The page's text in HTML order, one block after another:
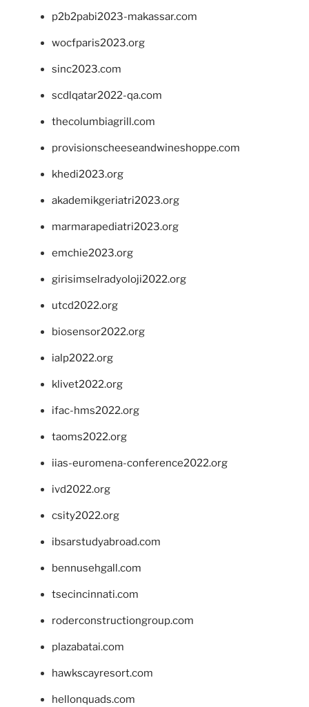
p2b2pabi2023-makassar.com
wocfparis2023.org
sinc2023.com
scdlqatar2022-qa.com
thecolumbiagrill.com
provisionscheeseandwineshoppe.com
khedi2023.org
akademikgeriatri2023.org
marmarapediatri2023.org
emchie2023.org
girisimselradyoloji2022.org
utcd2022.org
biosensor2022.org
ialp2022.org
klivet2022.org
ifac-hms2022.org
taoms2022.org
iias-euromena-conference2022.org
ivd2022.org
csity2022.org
ibsarstudyabroad.com
bennusehgall.com
tsecincinnati.com
roderconstructiongroup.com
plazabatai.com
hawkscayresort.com
hellonquads.com